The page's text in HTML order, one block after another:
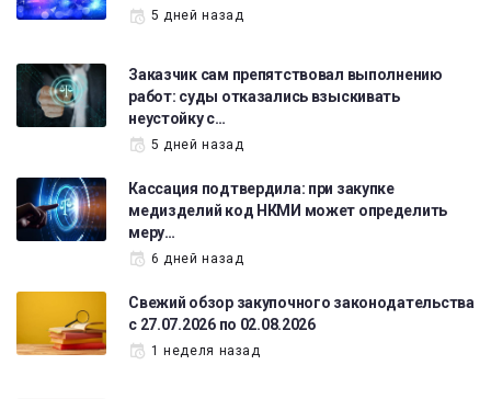
5 дней назад
Заказчик сам препятствовал выполнению
работ: суды отказались взыскивать
неустойку с…
5 дней назад
Кассация подтвердила: при закупке
медизделий код НКМИ может определить
меру…
6 дней назад
Свежий обзор закупочного законодательства
с 27.07.2026 по 02.08.2026
1 неделя назад